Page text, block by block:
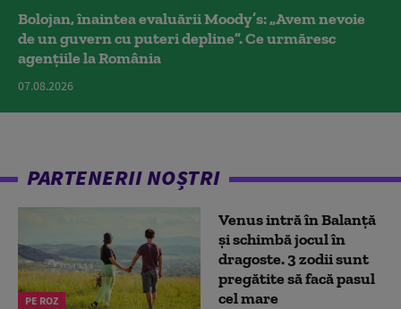
Bolojan, înaintea evaluării Moody’s: „Avem nevoie
de un guvern cu puteri depline”. Ce urmăresc
agențiile la România
07.08.2026
PARTENERII NOȘTRI
PE ROZ
Venus intră în Balanță
și schimbă jocul în
dragoste. 3 zodii sunt
pregătite să facă pasul
cel mare